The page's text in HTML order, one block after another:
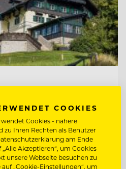
Österreich
D) AM KNAPPENHOF
COOKIES
Cookies - nähere
zu Ihren Rechten als Benutzer
am Ende
„Alle Akzeptieren“, um Cookies
unsere Webseite besuchen zu
„Cookie-Einstellungen“, um